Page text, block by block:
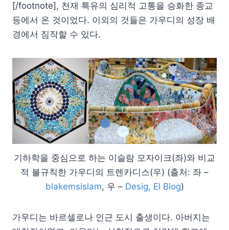
[/footnote], 천재 특유의 심리적 고통을 승화한 종교
등에서 온 것이었다. 이외의 것들은 가우디의 성장 배
경에서 짐작할 수 있다.
기하학을 중심으로 하는 이슬람 모자이크(좌)와 비교
적 불규칙한 가우디의 트렌카디스(우) (출처: 좌 –
blakemsislam, 우 – Desig, El Blog)
가우디는 바르셀로나 인근 도시 출생이다. 아버지는